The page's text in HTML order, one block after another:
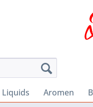
Liquids Aromen